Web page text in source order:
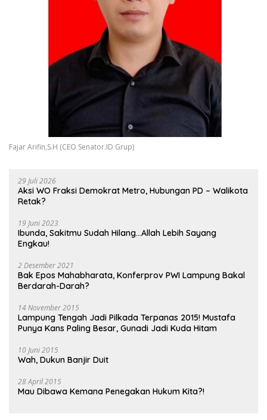
Fajar Arifin,S.H (CEO Senator.ID Grup)
29 Juli 2026
Aksi WO Fraksi Demokrat Metro, Hubungan PD – Walikota
Retak?
19 Juni 2023
Ibunda, Sakitmu Sudah Hilang…Allah Lebih Sayang
Engkau!
2 Desember 2021
Bak Epos Mahabharata, Konferprov PWI Lampung Bakal
Berdarah-Darah?
14 November 2015
Lampung Tengah Jadi Pilkada Terpanas 2015! Mustafa
Punya Kans Paling Besar, Gunadi Jadi Kuda Hitam
10 Juni 2015
Wah, Dukun Banjir Duit
28 April 2015
Mau Dibawa Kemana Penegakan Hukum Kita?!